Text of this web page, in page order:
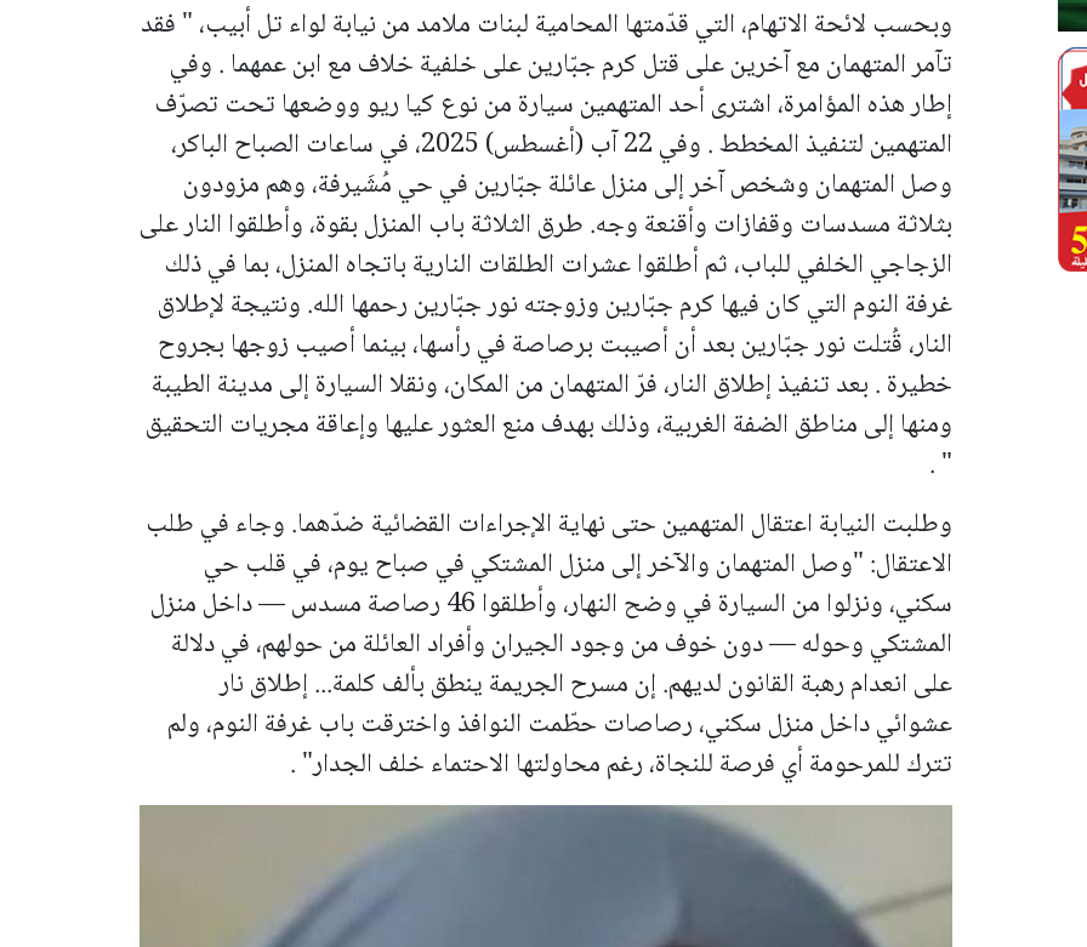
وبحسب لائحة الاتهام، التي قدّمتها المحامية لبنات ملامد من نيابة لواء تل أبيب، " فقد
تآمر المتهمان مع آخرين على قتل كرم جبّارين على خلفية خلاف مع ابن عمهما . وفي
إطار هذه المؤامرة، اشترى أحد المتهمين سيارة من نوع كيا ريو ووضعها تحت تصرّف
المتهمين لتنفيذ المخطط .
وفي 22 آب (أغسطس) 2025، في ساعات الصباح الباكر،
وصل المتهمان وشخص آخر إلى منزل عائلة جبّارين في حي مُشَيرفة، وهم مزودون
بثلاثة مسدسات وقفازات وأقنعة وجه. طرق الثلاثة باب المنزل بقوة، وأطلقوا النار على
الزجاجي الخلفي للباب، ثم أطلقوا عشرات الطلقات النارية باتجاه المنزل، بما في ذلك
غرفة النوم التي كان فيها كرم جبّارين وزوجته نور جبّارين رحمها الله. ونتيجة لإطلاق
النار، قُتلت نور جبّارين بعد أن أصيبت برصاصة في رأسها، بينما أصيب زوجها بجروح
خطيرة .بعد تنفيذ إطلاق النار، فرّ المتهمان من المكان، ونقلا السيارة إلى مدينة الطيبة
ومنها إلى مناطق الضفة الغربية، وذلك بهدف منع العثور عليها وإعاقة مجريات التحقيق
" .
وطلبت النيابة اعتقال المتهمين حتى نهاية الإجراءات القضائية ضدّهما. وجاء في طلب
الاعتقال:"وصل المتهمان والآخر إلى منزل المشتكي في صباح يوم، في قلب حي
سكني، ونزلوا من السيارة في وضح النهار، وأطلقوا 46 رصاصة مسدس — داخل منزل
المشتكي وحوله — دون خوف من وجود الجيران وأفراد العائلة من حولهم، في دلالة
على انعدام رهبة القانون لديهم. إن مسرح الجريمة ينطق بألف كلمة... إطلاق نار
عشوائي داخل منزل سكني، رصاصات حطّمت النوافذ واخترقت باب غرفة النوم، ولم
تترك للمرحومة أي فرصة للنجاة، رغم محاولتها الاحتماء خلف الجدار" .